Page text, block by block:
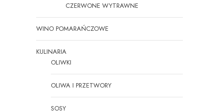
CZERWONE WYTRAWNE
WINO POMARAŃCZOWE
KULINARIA
OLIWKI
OLIWA I PRZETWORY
SOSY